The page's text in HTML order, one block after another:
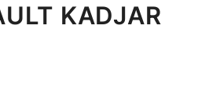
KADJAR